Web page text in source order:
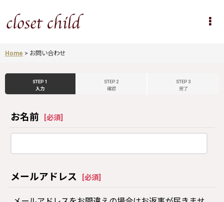
Home > お問い合わせ
STEP 1
入力
STEP 2
確認
STEP 3
完了
お名前 必須
メールアドレス 必須